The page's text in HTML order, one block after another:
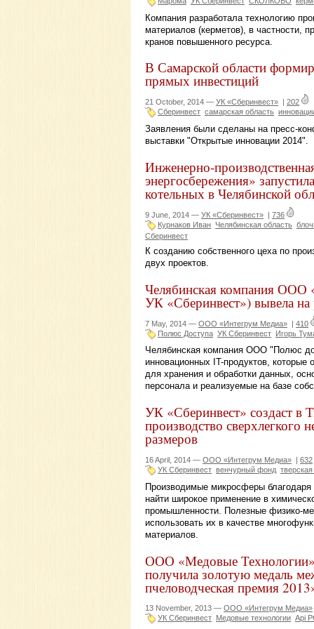
Компания разработала технологию
материалов (керметов), в частности,
кранов повышенного ресурса.
В Самарской области
прямых инвестиций
21 October, 2014 — УК «Сберинвест»
202
Сберинвест самарская область
Заявления были сделаны на пресс-
выставки "Открытые инновации 2014".
Инженерно-
энергосбережения»
котельных в Челябинской
9 June, 2014 — УК «Сберинвест» | 736
Курнаков Иван Челябинская область
Сберинвест
К созданию собственного цеха по
двух проектов.
Челябинская компания ООО
УК «Сберинвест») вывела
7 May, 2014 — ООО «Интегрум Медиа» | 410
Полюс Доступа УК Сберинвест Игорь
Челябинская компания ООО "Полюс
инновационных IT-продуктов,
для хранения и обработки данных,
персонала и реализуемые на базе
УК «Сберинвест» создаст в
производство сверхлегкого
размеров
16 April, 2014 — ООО «Интегрум Медиа» | 632
УК Сберинвест венчурный фонд
Производимые микросферы благодаря
найти широкое применение в
промышленности. Полезные физико-
использовать их в качестве
материалов.
ООО «Медовые Технологии»
получила золотую медаль
пчеловодческая премия
13 November, 2013 — ООО «Интегрум Медиа»
УК Сберинвест Медовые технологии Api